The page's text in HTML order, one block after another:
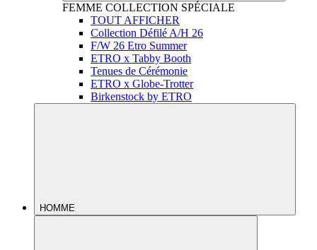
FEMME COLLECTION SPÉCIALE
TOUT AFFICHER
Collection Défilé A/H 26
F/W 26 Etro Summer
ETRO x Tabby Booth
Tenues de Cérémonie
ETRO x Globe-Trotter
Birkenstock by ETRO
HOMME